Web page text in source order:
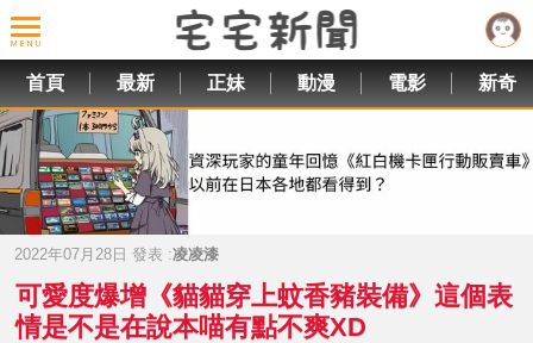
首頁 最新 正妹 動漫 電影 新奇
2022年07月28日 發表 :凌凌漆
可愛度爆增《貓貓穿上蚊香豬裝備》這個表
情是不是在說本喵有點不爽XD